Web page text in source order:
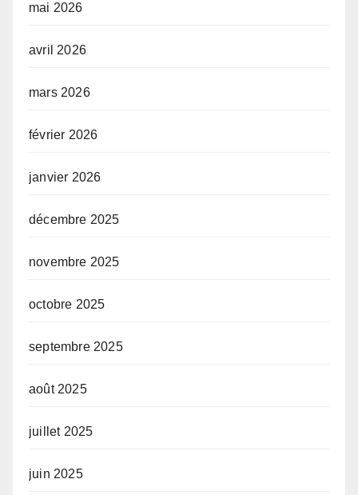
mai 2026
avril 2026
mars 2026
février 2026
janvier 2026
décembre 2025
novembre 2025
octobre 2025
septembre 2025
août 2025
juillet 2025
juin 2025